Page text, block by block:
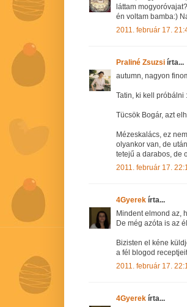
láttam
én voltam bamba:)
2011. február 17.
Praliné Zsuzsi írta...
autumn, nagyon
Tatin, ki kell próbálni
Tücsök Bogár, azt
Mézeskalács, ez
olyankor van, de
tetejű a darabos, de
2011. február 17.
4Gyerek írta...
Mindent elmond az,
De még azóta is az
Bizisten el kéne
a fél blogod
2011. február 17.
4Gyerek írta...